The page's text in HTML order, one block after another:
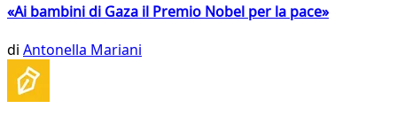
«Ai bambini di Gaza il Premio Nobel per la pace»
di Antonella Mariani